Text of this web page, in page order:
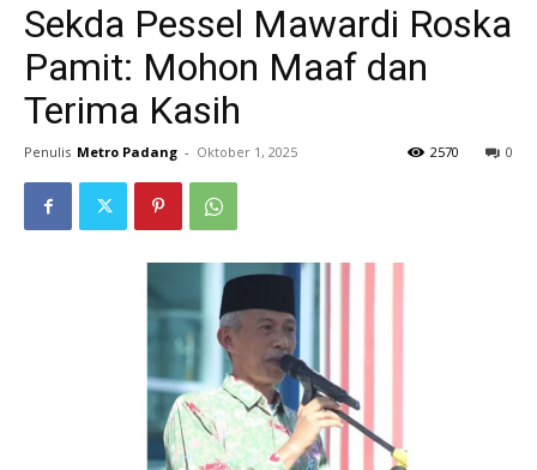
Sekda Pessel Mawardi Roska
Pamit: Mohon Maaf dan
Terima Kasih
Penulis Metro Padang - Oktober 1, 2025 0
2570